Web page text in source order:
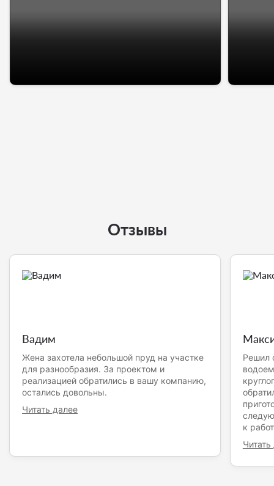
Отзывы
Вадим
Жена захотела небольшой пруд на участке
для разнообразия. За проектом и
реализацией обратились в вашу компанию,
остались довольны.
Читать далее
Решил
к